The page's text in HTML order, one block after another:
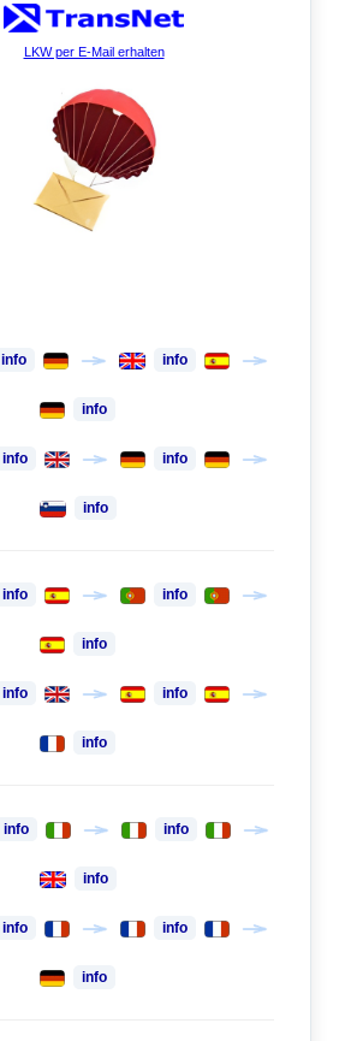
LKW per E-Mail erhalten
info info
info
info info
info
info info
info
info info
info
info info
info
info info
info